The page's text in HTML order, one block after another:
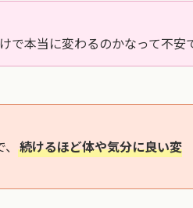
で本当に変わるのかなって不安
続けるほど体や気分に良い変